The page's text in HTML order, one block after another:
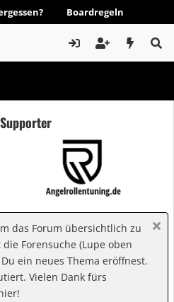
Boardregeln
das Forum übersichtlich zu
Forensuche (Lupe oben
ein neues Thema eröffnest.
Vielen Dank fürs